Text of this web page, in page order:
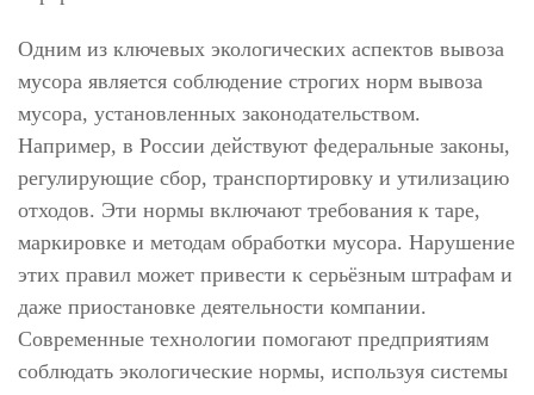
Одним из ключевых экологических аспектов вывоза
мусора является соблюдение строгих норм вывоза
мусора, установленных законодательством.
Например, в России действуют федеральные законы,
регулирующие сбор, транспортировку и утилизацию
отходов. Эти нормы включают требования к таре,
маркировке и методам обработки мусора. Нарушение
этих правил может привести к серьёзным штрафам и
даже приостановке деятельности компании.
Современные технологии помогают предприятиям
соблюдать экологические нормы, используя системы